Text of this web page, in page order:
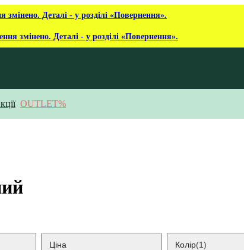
змінено. Деталі - у розділі «Повернення».
змінено. Деталі - у розділі «Повернення».
OUTLET%
Ціна Колір(1)